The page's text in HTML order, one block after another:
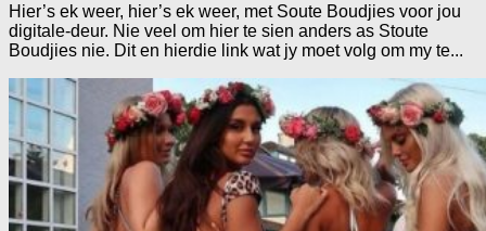
Hier’s ek weer, hier’s ek weer, met Soute Boudjies voor jou
digitale-deur. Nie veel om hier te sien anders as Stoute
Boudjies nie. Dit en hierdie link wat jy moet volg om my te...